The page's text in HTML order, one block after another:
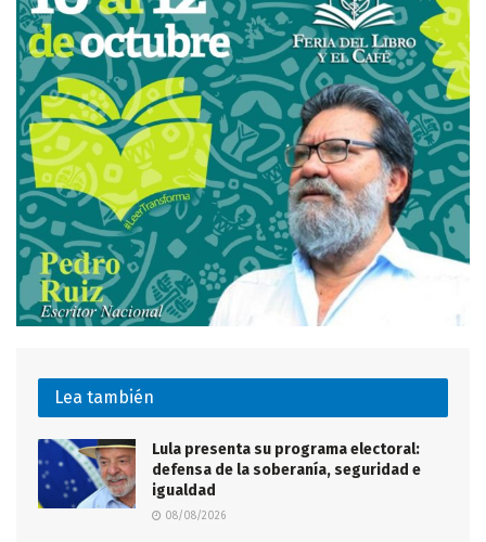
Lea también
Lula presenta su programa electoral:
defensa de la soberanía, seguridad e
igualdad
08/08/2026